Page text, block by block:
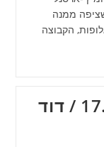
שציפה ממנה
הקבוצה
אירועי דיומא – 17.03.2017 / דוד